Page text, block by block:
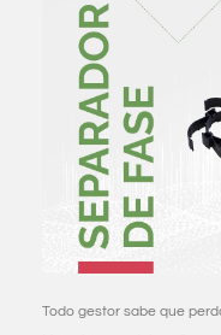
Todo gestor sabe que